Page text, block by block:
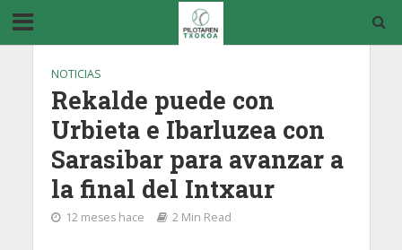
NOTICIAS
Rekalde puede con
Urbieta e Ibarluzea con
Sarasibar para avanzar a
la final del Intxaur
12 meses hace 2 Min Read